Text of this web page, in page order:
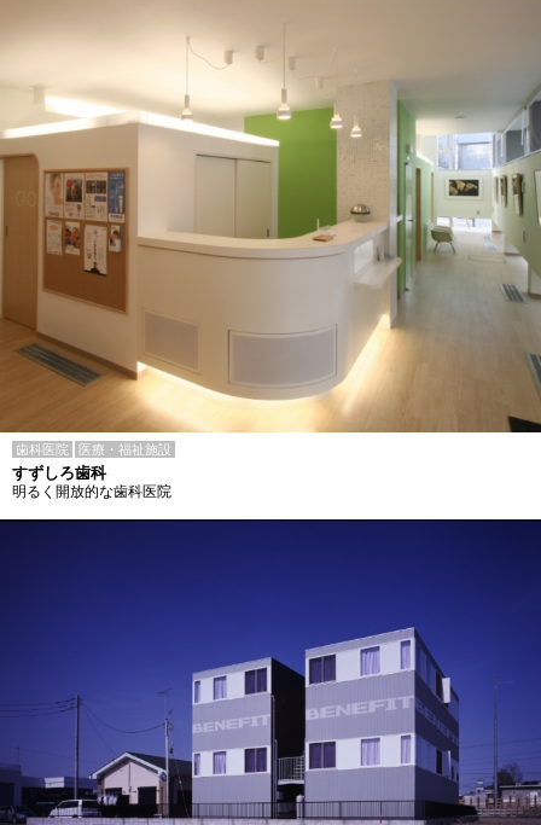
歯科医院 医療・福祉施設
すずしろ歯科
明るく開放的な歯科医院